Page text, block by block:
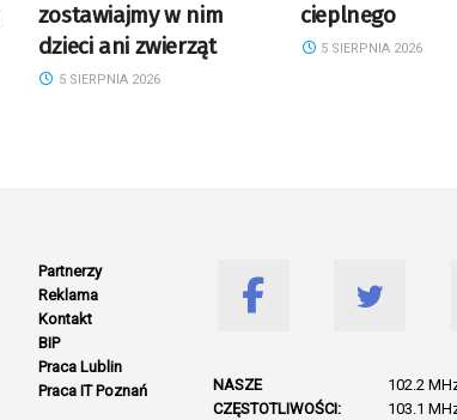
zostawiajmy w nim
dzieci ani zwierząt
5 SIERPNIA 2026
cieplnego
5 SIERPNIA 2026
Partnerzy
Reklama
Kontakt
BIP
Praca Lublin
Praca IT Poznań
NASZE
CZĘSTOTLIWOŚCI:
102.2
103.1